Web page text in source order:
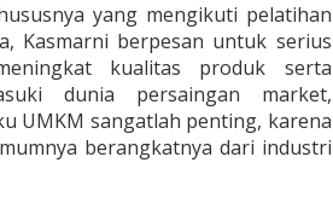
yang mengikuti pelatihan
Kasmarni berpesan untuk serius
kualitas produk serta
dunia persaingan market,
UMKM sangatlah penting, karena
berangkatnya dari industri